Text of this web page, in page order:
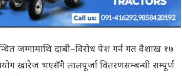
जग्गामाथि दाबी–विरोध पेश गर्न गत वैशाख १७
खारेज भएसँगै लालपूर्जा वितरणसम्बन्धी सम्पूर्ण